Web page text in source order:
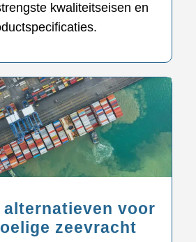
kwaliteitseisen en
alternatieven voor
zeevracht